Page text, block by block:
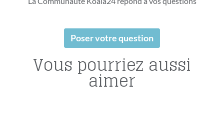
Poser votre question
Vous pourriez aussi
aimer